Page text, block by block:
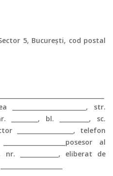
5, București, cod postal
str.
nr. _________, bl. __________, sc.
___________________, telefon
al
_____________, eliberat de